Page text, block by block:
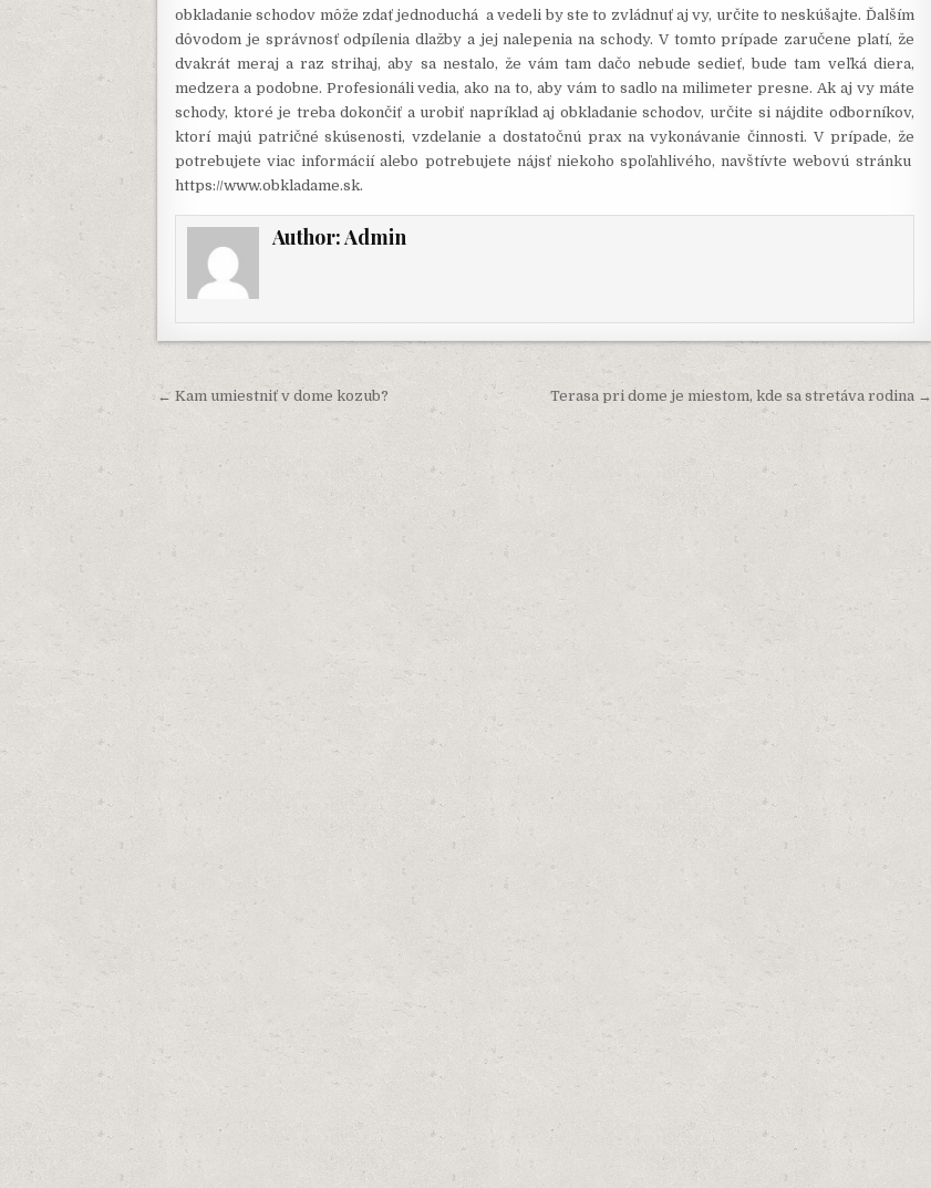
obkladanie schodov môže zdať jednoduchá a vedeli by ste to zvládnuť aj vy, určite to neskúšajte. Ďalším
dôvodom je správnosť odpílenia dlažby a jej nalepenia na schody. V tomto prípade zaručene platí, že
dvakrát meraj a raz strihaj, aby sa nestalo, že vám tam dačo nebude sedieť, bude tam veľká diera,
medzera a podobne. Profesionáli vedia, ako na to, aby vám to sadlo na milimeter presne. Ak aj vy máte
schody, ktoré je treba dokončiť a urobiť napríklad aj obkladanie schodov, určite si nájdite odborníkov,
ktorí majú patričné skúsenosti, vzdelanie a dostatočnú prax na vykonávanie činnosti. V prípade, že
potrebujete viac informácií alebo potrebujete nájsť niekoho spoľahlivého, navštívte webovú stránku
https://www.obkladame.sk.
Author:Admin
Navigácia
v
článku
← Kam umiestniť v dome kozub? Terasa pri dome je miestom, kde sa stretáva rodina →